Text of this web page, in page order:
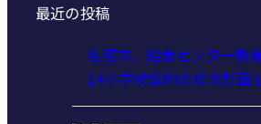
最近の投稿
名張市、給食センター整
14小学校集約の年次計画